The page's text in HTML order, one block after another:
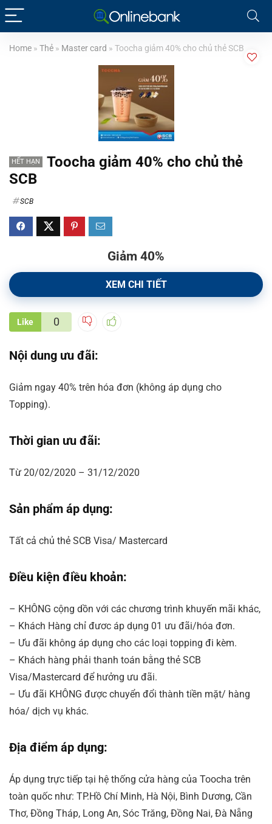
Home » Thẻ » Master card » Toocha giảm 40% cho chủ thẻ SCB
HẾT HẠN
Toocha giảm 40% cho chủ thẻ
SCB
SCB
Giảm 40%
XEM CHI TIẾT
Like 0
Nội dung ưu đãi:
Giảm ngay 40% trên hóa đơn (không áp dụng cho
Topping).
Thời gian ưu đãi:
Từ 20/02/2020 – 31/12/2020
Sản phẩm áp dụng:
Tất cả chủ thẻ SCB Visa/ Mastercard
Điều kiện điều khoản:
– KHÔNG cộng dồn với các chương trình khuyến mãi khác,
– Khách Hàng chỉ đươc áp dụng 01 ưu đãi/hóa đơn.
– Ưu đãi không áp dụng cho các loại topping đi kèm.
– Khách hàng phải thanh toán bằng thẻ SCB
Visa/Mastercard để hưởng ưu đãi.
– Ưu đãi KHÔNG được chuyển đổi thành tiền mặt/ hàng
hóa/ dịch vụ khác.
Địa điểm áp dụng:
Áp dụng trực tiếp tại hệ thống cửa hàng của Toocha trên
toàn quốc như: TP.Hồ Chí Minh, Hà Nội, Bình Dương, Cần
Thơ, Đồng Tháp, Long An, Sóc Trăng, Đồng Nai, Đà Nẵng